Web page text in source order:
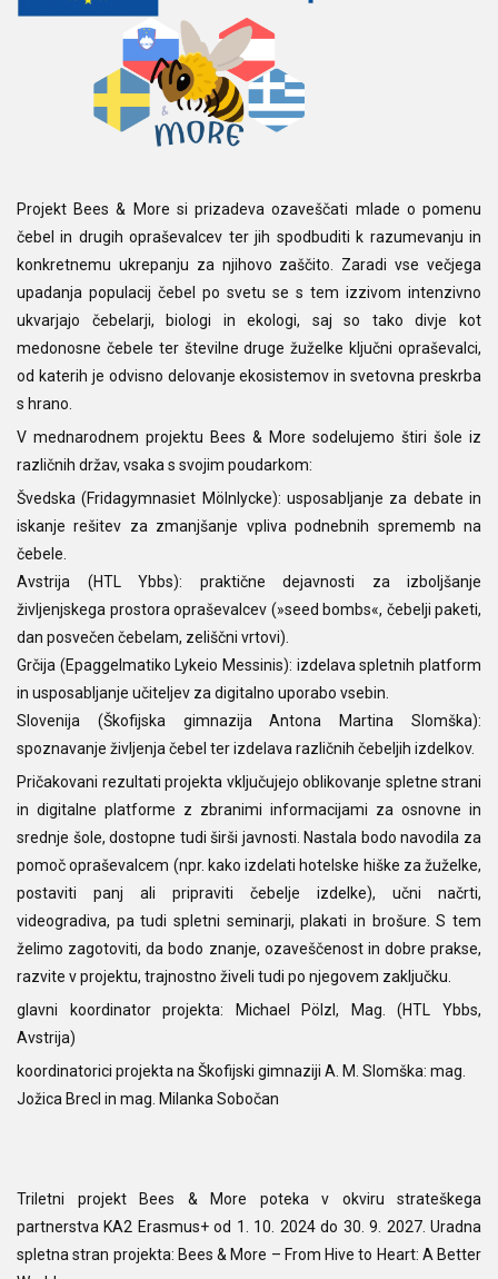
Projekt Bees & More si prizadeva ozaveščati mlade o pomenu
čebel in drugih opraševalcev ter jih spodbuditi k razumevanju in
konkretnemu ukrepanju za njihovo zaščito. Zaradi vse večjega
upadanja populacij čebel po svetu se s tem izzivom intenzivno
ukvarjajo čebelarji, biologi in ekologi, saj so tako divje kot
medonosne čebele ter številne druge žuželke ključni opraševalci,
od katerih je odvisno delovanje ekosistemov in svetovna preskrba
s hrano.
V mednarodnem projektu Bees & More sodelujemo štiri šole iz
različnih držav, vsaka s svojim poudarkom:
Švedska (Fridagymnasiet Mölnlycke): usposabljanje za debate in
iskanje rešitev za zmanjšanje vpliva podnebnih sprememb na
čebele.
Avstrija (HTL Ybbs): praktične dejavnosti za izboljšanje
življenjskega prostora opraševalcev (»seed bombs«, čebelji paketi,
dan posvečen čebelam, zeliščni vrtovi).
Grčija (Epaggelmatiko Lykeio Messinis): izdelava spletnih platform
in usposabljanje učiteljev za digitalno uporabo vsebin.
Slovenija (Škofijska gimnazija Antona Martina Slomška):
spoznavanje življenja čebel ter izdelava različnih čebeljih izdelkov.
Pričakovani rezultati projekta vključujejo oblikovanje spletne strani
in digitalne platforme z zbranimi informacijami za osnovne in
srednje šole, dostopne tudi širši javnosti. Nastala bodo navodila za
pomoč opraševalcem (npr. kako izdelati hotelske hiške za žuželke,
postaviti panj ali pripraviti čebelje izdelke), učni načrti,
videogradiva, pa tudi spletni seminarji, plakati in brošure. S tem
želimo zagotoviti, da bodo znanje, ozaveščenost in dobre prakse,
razvite v projektu, trajnostno živeli tudi po njegovem zaključku.
glavni koordinator projekta: Michael Pölzl, Mag. (HTL Ybbs,
Avstrija)
koordinatorici projekta na Škofijski gimnaziji A. M. Slomška: mag.
Jožica Brecl in mag. Milanka Sobočan
Triletni projekt Bees & More poteka v okviru strateškega
partnerstva KA2 Erasmus+ od 1. 10. 2024 do 30. 9. 2027. Uradna
spletna stran projekta: Bees & More – From Hive to Heart: A Better